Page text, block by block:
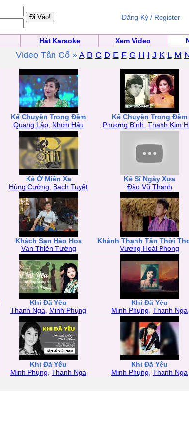
Đăng Ký / Register
Hát Karaoke Xem Video
Video Tân Cổ » A B C D E F G H I J K L M
Kể Chuyện Trong Đêm
Quang Lập, Nhơn Hậu
Kể Chuyện Trong Đêm
Phương Bình Thanh Kim
Kẻ Ở Miền Xa
Hùng Cường
Bạch Tuyết
Kẻ Sĩ Ngày Xưa
Đào Vũ Thanh
Khách Sạn Hào Hoa
Văn Thiên Tường
Khánh Thạnh Tân Thời
Vương Hoài Phong
Khi Đã Yêu
Thanh Nga
Minh Phụng
Khi Đã Yêu
Minh Phụng Thanh Nga
Khi Đã Yêu
Minh Phụng Thanh Nga
Khi Đã Yêu
Minh Phụng Thanh Nga